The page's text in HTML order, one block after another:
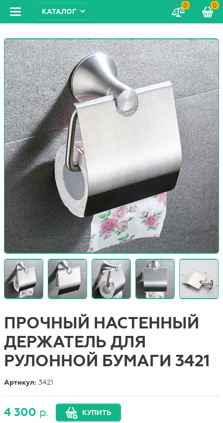
КАТАЛОГ
0 0
ПРОЧНЫЙ НАСТЕННЫЙ
ДЕРЖАТЕЛЬ ДЛЯ
РУЛОННОЙ БУМАГИ 3421
Артикул:3421
4 300 р. КУПИТЬ